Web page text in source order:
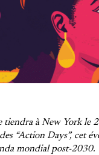
tiendra à New York le
“Action Days”, cet
mondial post-